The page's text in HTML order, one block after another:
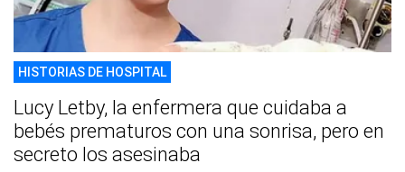
HISTORIAS DE HOSPITAL
Lucy Letby, la enfermera que cuidaba a
bebés prematuros con una sonrisa, pero en
secreto los asesinaba